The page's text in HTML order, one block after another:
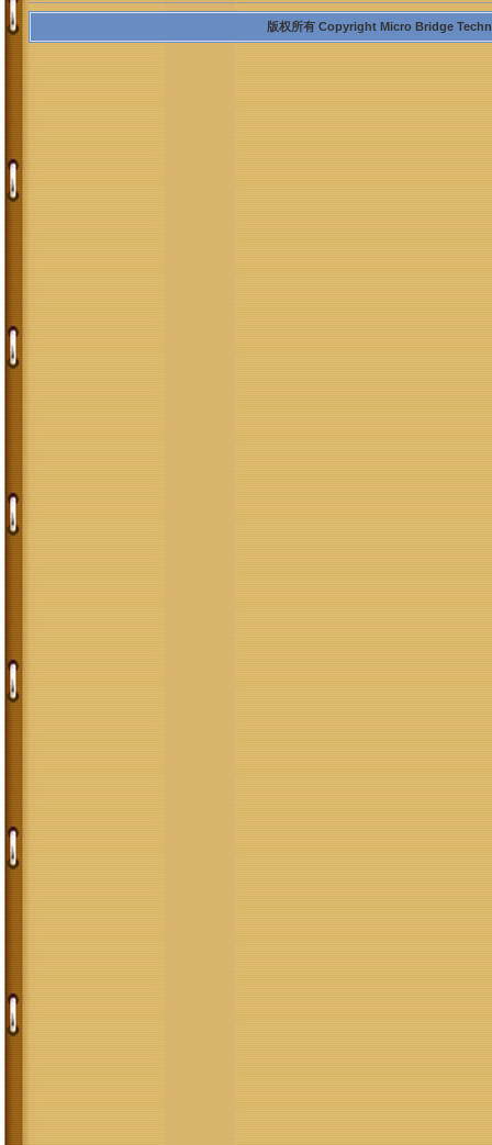
版权所有 Copyright Micro Bridge